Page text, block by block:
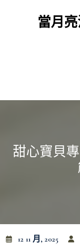
當月
甜心寶貝
12 11 月, 2025